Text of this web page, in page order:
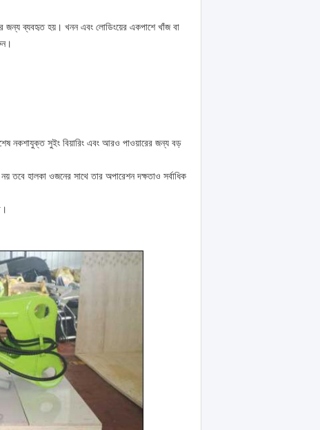
জন্য ব্যবহৃত হয়। খনন এবং লোডিংয়ের একপাশে খাঁজ বা
নকশাযুক্ত সুইং বিয়ারিং এবং আরও পাওয়ারের জন্য বড়
হালকা ওজনের সাথে তার অপারেশন দক্ষতাও সর্বাধিক